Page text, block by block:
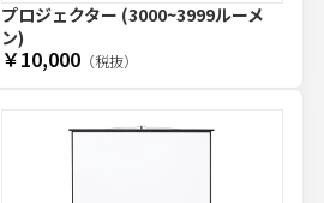
プロジェクター (3000~3999ルーメ
ン)
￥10,000（税抜）